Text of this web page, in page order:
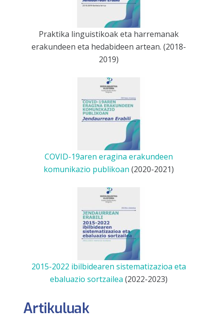
Praktika linguistikoak eta harremanak
erakundeen eta hedabideen artean. (2018-
2019)
COVID-19aren eragina erakundeen
komunikazio publikoan (2020-2021)
2015-2022 ibilbidearen sistematizazioa eta
ebaluazio sortzailea (2022-2023)
Artikuluak